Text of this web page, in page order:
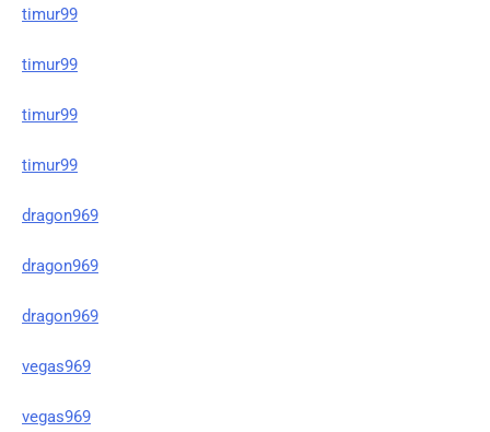
timur99
timur99
timur99
timur99
dragon969
dragon969
dragon969
vegas969
vegas969